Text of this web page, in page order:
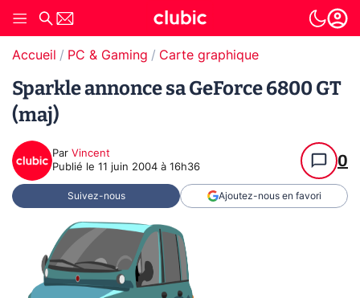
Accueil PC & Gaming Carte graphique
Sparkle annonce sa GeForce 6800 GT
(maj)
Par Vincent
Publié le 11 juin 2004 à 16h36 0
Suivez-nous Ajoutez-nous en favori